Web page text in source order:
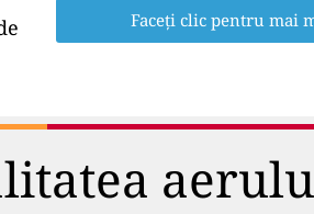
Faceți clic pentru mai